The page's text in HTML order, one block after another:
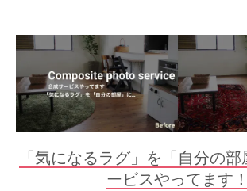
「気になるラグ」を「自分の
ービスやってます！